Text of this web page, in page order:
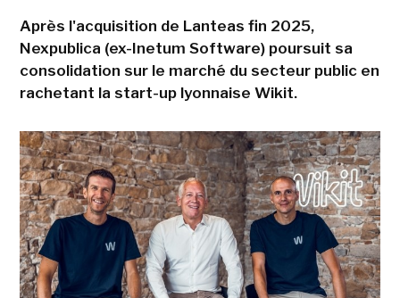
Après l'acquisition de Lanteas fin 2025,
Nexpublica (ex-Inetum Software) poursuit sa
consolidation sur le marché du secteur public en
rachetant la start-up lyonnaise Wikit.